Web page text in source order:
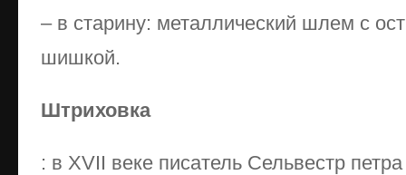
– в старину: металлический шлем с
шишкой.
Штриховка
: в XVII веке писатель Сельвестр